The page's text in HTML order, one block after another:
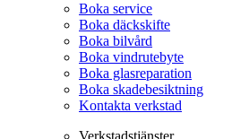
Boka service
Boka däckskifte
Boka bilvård
Boka vindrutebyte
Boka glasreparation
Boka skadebesiktning
Kontakta verkstad
Verkstadstjänster